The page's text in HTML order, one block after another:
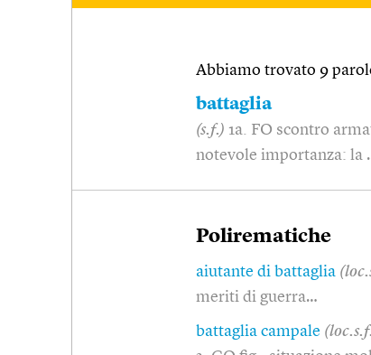
Abbiamo trovato 9
battaglia
(s.f.) 1a. FO scontro
notevole importanza: la
Polirematiche
aiutante di battaglia
meriti di guerra…
battaglia campale